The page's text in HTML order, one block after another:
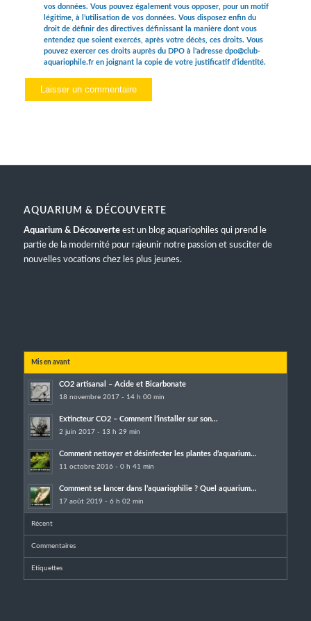
vos données. Vous pouvez également vous opposer, pour un motif
légitime, à l’utilisation de vos données. Vous disposez enfin du
droit de définir des directives définissant la manière dont vous
entendez que soient exercés, après votre décès, ces droits. Vous
pouvez exercer ces droits auprès du DPO à l'adresse dpo@club-
aquariophile.fr en joignant la copie de votre justificatif d’identité.
AQUARIUM & DÉCOUVERTE
Aquarium & Découverteest un blog aquariophiles qui prend le
partie de la modernité pour rajeunir notre passion et susciter de
nouvelles vocations chez les plus jeunes.
Mis en avant
CO2 artisanal – Acide et Bicarbonate
18 novembre 2017 - 14 h 00 min
Extincteur CO2 – Comment l’installer sur son...
2 juin 2017 - 13 h 29 min
Comment nettoyer et désinfecter les plantes d’aquarium...
11 octobre 2016 - 0 h 41 min
Comment se lancer dans l’aquariophilie ? Quel aquarium...
17 août 2019 - 6 h 02 min
Récent
Commentaires
Etiquettes